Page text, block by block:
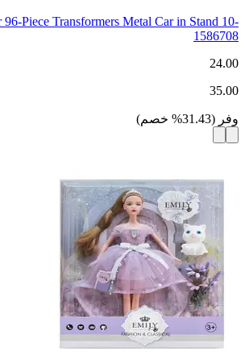
Piece Transformers Metal Car in Stand 10-
1586708
24.00
35.00
وفر (
31.43
% خصم)